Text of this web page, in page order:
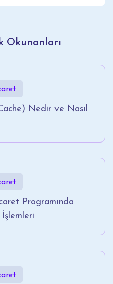
Okunanları
Nedir ve Nasıl
Programında